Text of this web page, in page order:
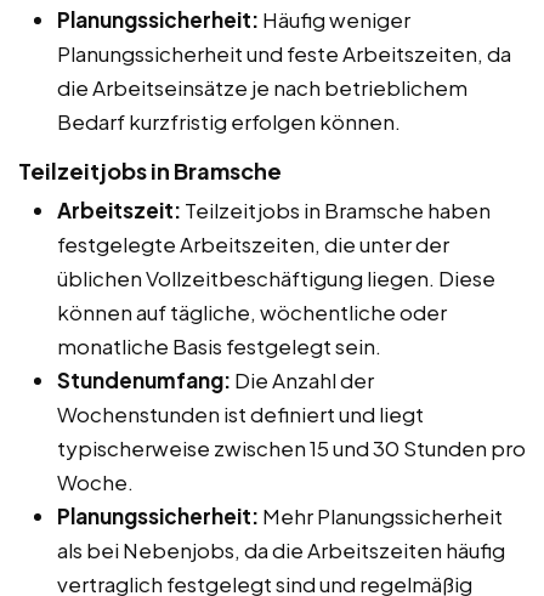
Planungssicherheit: Häufig weniger
Planungssicherheit und feste Arbeitszeiten, da
die Arbeitseinsätze je nach betrieblichem
Bedarf kurzfristig erfolgen können.
Teilzeitjobs in Bramsche
Arbeitszeit: Teilzeitjobs in Bramsche haben
festgelegte Arbeitszeiten, die unter der
üblichen Vollzeitbeschäftigung liegen. Diese
können auf tägliche, wöchentliche oder
monatliche Basis festgelegt sein.
Stundenumfang: Die Anzahl der
Wochenstunden ist definiert und liegt
typischerweise zwischen 15 und 30 Stunden pro
Woche.
Planungssicherheit: Mehr Planungssicherheit
als bei Nebenjobs, da die Arbeitszeiten häufig
vertraglich festgelegt sind und regelmäßig